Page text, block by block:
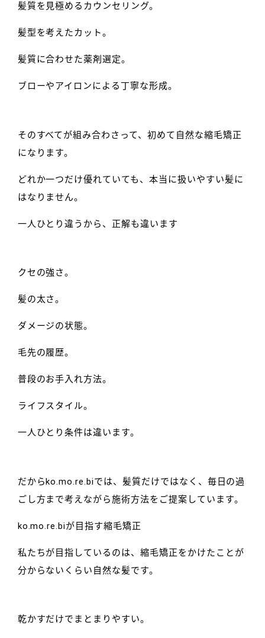
髪質を見極めるカウンセリング。
髪型を考えたカット。
髪質に合わせた薬剤選定。
ブローやアイロンによる丁寧な形成。
そのすべてが組み合わさって、初めて自然な縮毛矯正
になります。
どれか一つだけ優れていても、本当に扱いやすい髪に
はなりません。
一人ひとり違うから、正解も違います
クセの強さ。
髪の太さ。
ダメージの状態。
毛先の履歴。
普段のお手入れ方法。
ライフスタイル。
一人ひとり条件は違います。
だからko.mo.re.biでは、髪質だけではなく、毎日の過
ごし方まで考えながら施術方法をご提案しています。
ko.mo.re.biが目指す縮毛矯正
私たちが目指しているのは、縮毛矯正をかけたことが
分からないくらい自然な髪です。
乾かすだけでまとまりやすい。